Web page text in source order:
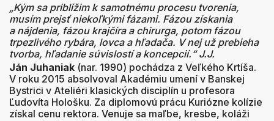
„Kým sa priblížim k samotnému procesu tvorenia,
musím prejsť niekoľkými fázami. Fázou získania
a nájdenia, fázou krajčíra a chirurga, potom fázou
trpezlivého rybára, lovca a hľadača. V nej už prebieha
tvorba, hľadanie súvislostí a koncepcií.“ J.J.
Ján Juhaniak (nar. 1990) pochádza z Veľkého Krtíša.
V roku 2015 absolvoval Akadémiu umení v Banskej
Bystrici v Ateliéri klasických disciplín u profesora
Ľudovíta Hološku. Za diplomovú prácu Kuriózne kolízie
získal cenu rektora. Venuje sa maľbe, kresbe, koláži